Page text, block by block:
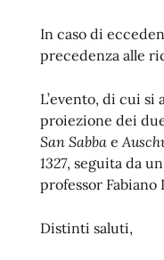
In caso di
precedenza alle
L’evento, di cui si
proiezione dei
San Sabba e
1327, seguita da
professor Fabiano
Distinti saluti,